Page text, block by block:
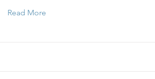
Read More